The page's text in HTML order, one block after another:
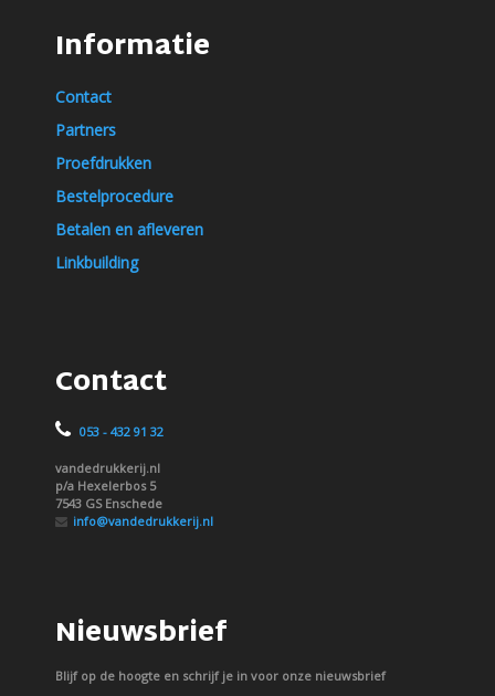
Informatie
Contact
Partners
Proefdrukken
Bestelprocedure
Betalen en afleveren
Linkbuilding
Contact
053 - 432 91 32
vandedrukkerij.nl
p/a Hexelerbos 5
7543 GS Enschede
info@vandedrukkerij.nl
Nieuwsbrief
Blijf op de hoogte en schrijf je in voor onze nieuwsbrief